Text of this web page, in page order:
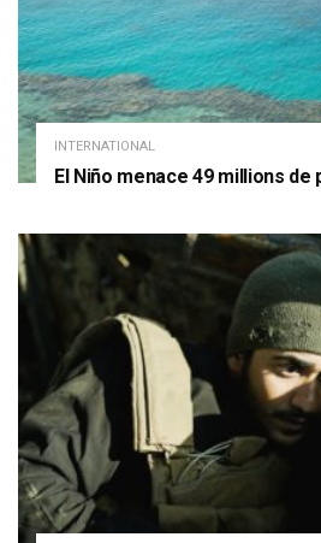
INTERNATIONAL
El Niño menace 49 millions de